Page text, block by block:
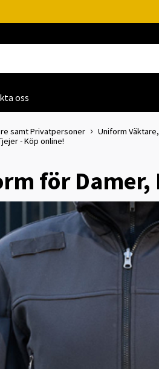
oss
samt Privatpersoner
Uniform
- Köp online!
för